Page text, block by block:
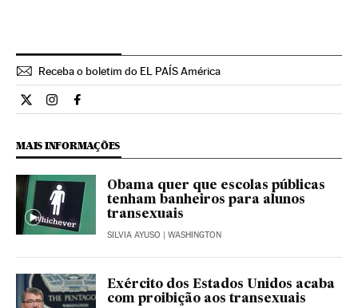
Receba o boletim do EL PAÍS América
Ciencia El País Brasil en Twitter
Ciencia El País Brasil en Instagram
Ciencia El País Brasil en Facebook
MAIS INFORMAÇÕES
Obama quer que escolas públicas
tenham banheiros para alunos
transexuais
SILVIA AYUSO | WASHINGTON
Exército dos Estados Unidos acaba
com proibição aos transexuais